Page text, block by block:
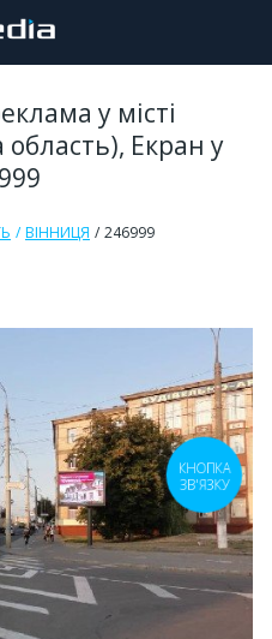
у місті
Екран у
ВІННИЦЯ 246999
КНОПКА
ЗВ'ЯЗКУ